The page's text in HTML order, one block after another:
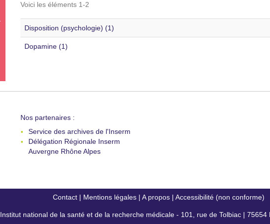
Voici les éléments 1-2
Disposition (psychologie) (1)
Dopamine (1)
Nos partenaires :
Service des archives de l'Inserm
Délégation Régionale Inserm
Auvergne Rhône Alpes
Contact| Mentions légales| A propos| Accessibilité (non conforme)
Institut national de la santé et de la recherche médicale - 101, rue de Tolbiac | 75654